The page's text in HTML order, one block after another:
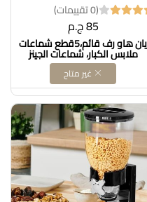
(0 تقييمات)
85 ج.م
يان هاو رف قائم،5قطع شماعات
ملابس الكبار، شماعات الجينز
والسراويل والمعاطف، حامل
تخزين المنزل، شماعات فستان،
رفوف صبغة، شماعات بلاستيكية
(اللون: هورتيل DOLLAR FOR
IMPORT كود B0C961NFKB
غير متاح